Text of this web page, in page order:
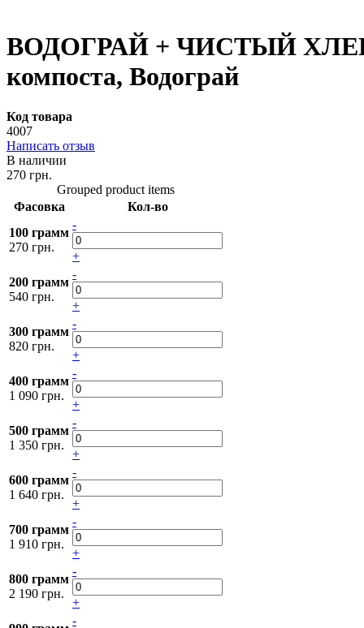
ВОДОГРАЙ + ЧИСТЫЙ ХЛЕВ -
компоста, Водограй
Код товара
4007
Написать отзыв
В наличии
270 грн.
Grouped product items
Фасовка
Кол-во
100 грамм
270 грн.
-
+
200 грамм
540 грн.
-
+
300 грамм
820 грн.
-
+
400 грамм
1 090 грн.
-
+
500 грамм
1 350 грн.
-
+
600 грамм
1 640 грн.
-
+
700 грамм
1 910 грн.
-
+
800 грамм
2 190 грн.
-
+
-